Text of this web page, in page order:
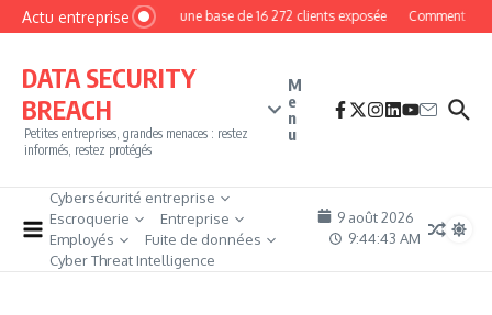
Aller au contenu
Actu entrepriseMyPhoto : une base de 16 272 clients exposée Comment
DATA SECURITY
BREACH
Petites entreprises, grandes menaces : restez
informés, restez protégés
M
e
n
u
Cybersécurité entreprise
Escroquerie
Entreprise
Employés
Fuite de données
Cyber Threat Intelligence
9 août 2026
9:44:44 AM